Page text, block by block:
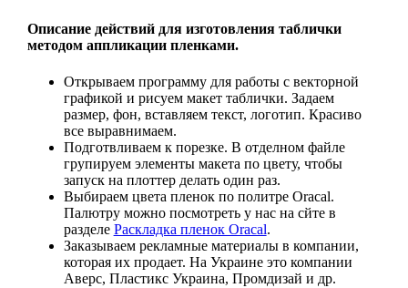
Описание действий для изготовления таблички
методом аппликации пленками.
Открываем программу для работы с векторной
графикой и рисуем макет таблички. Задаем
размер, фон, вставляем текст, логотип. Красиво
все выравнимаем.
Подготвливаем к порезке. В отделном файле
групируем элементы макета по цвету, чтобы
запуск на плоттер делать один раз.
Выбираем цвета пленок по политре Oracal.
Палютру можно посмотреть у нас на сйте в
разделе Раскладка пленок Oracal.
Заказываем рекламные материалы в компании,
которая их продает. На Украине это компании
Аверс, Пластикс Украина, Промдизай и др.